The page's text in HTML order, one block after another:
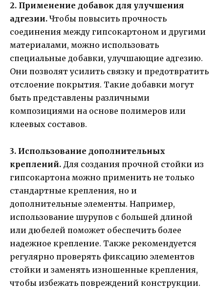
2. Применение добавок для улучшения
адгезии. Чтобы повысить прочность
соединения между гипсокартоном и другими
материалами, можно использовать
специальные добавки, улучшающие адгезию.
Они позволят усилить связку и предотвратить
отслоение покрытия. Такие добавки могут
быть представлены различными
композициями на основе полимеров или
клеевых составов.
3. Использование дополнительных
креплений. Для создания прочной стойки из
гипсокартона можно применить не только
стандартные крепления, но и
дополнительные элементы. Например,
использование шурупов с большей длиной
или дюбелей поможет обеспечить более
надежное крепление. Также рекомендуется
регулярно проверять фиксацию элементов
стойки и заменять изношенные крепления,
чтобы избежать повреждений конструкции.